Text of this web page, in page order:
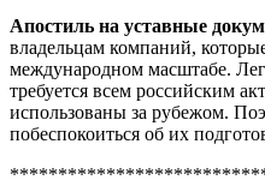
Апостиль на уставные
владельцам компаний,
международном масштабе.
требуется всем российским
использованы за рубежом.
побеспокоиться об их